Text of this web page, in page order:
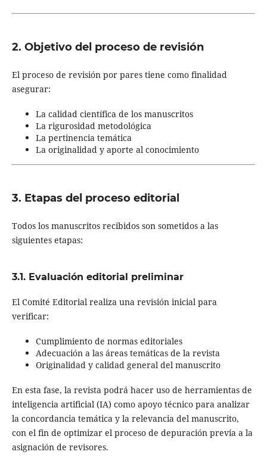
2. Objetivo del proceso de revisión
El proceso de revisión por pares tiene como finalidad
asegurar:
La calidad científica de los manuscritos
La rigurosidad metodológica
La pertinencia temática
La originalidad y aporte al conocimiento
3. Etapas del proceso editorial
Todos los manuscritos recibidos son sometidos a las
siguientes etapas:
3.1. Evaluación editorial preliminar
El Comité Editorial realiza una revisión inicial para
verificar:
Cumplimiento de normas editoriales
Adecuación a las áreas temáticas de la revista
Originalidad y calidad general del manuscrito
En esta fase, la revista podrá hacer uso de herramientas de
inteligencia artificial (IA) como apoyo técnico para analizar
la concordancia temática y la relevancia del manuscrito,
con el fin de optimizar el proceso de depuración previa a la
asignación de revisores.